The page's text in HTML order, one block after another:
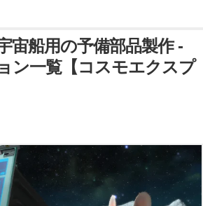
宙船用の予備部品製作 -
ン一覧【コスモエクスプ